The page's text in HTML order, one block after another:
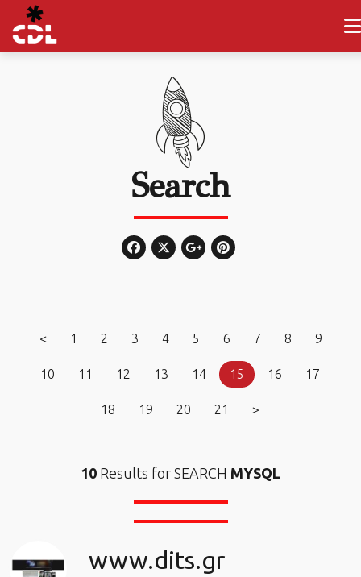
Search
< 1 2 3 4 5 6 7 8 9
10 11 12 13 14 15 16 17
18 19 20 21 >
10 Results for SEARCH MYSQL
www.dits.gr